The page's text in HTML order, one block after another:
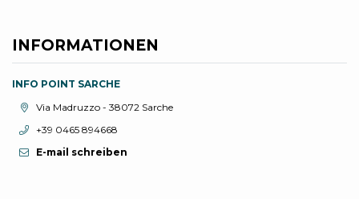
INFORMATIONEN
INFO POINT SARCHE
aria.location:
Via Madruzzo - 38072 Sarche
aria.phone:
+39 0465 894668
E-mail schreiben